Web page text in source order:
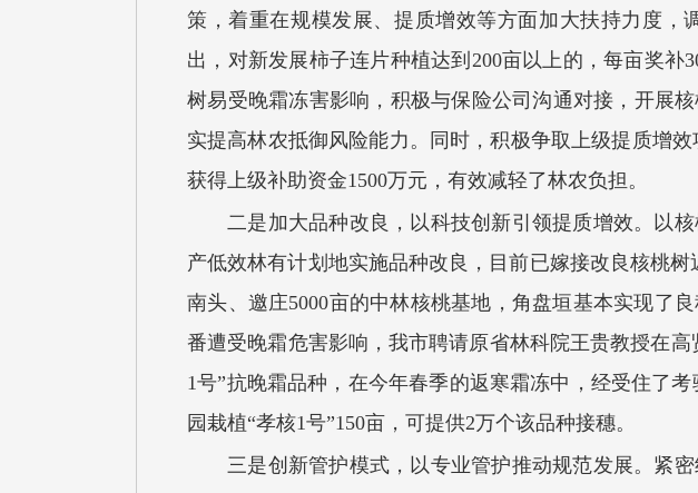
策，着重在规模发展、提质增效等方面加大扶持力度，
出，对新发展柿子连片种植达到200亩以上的，每亩奖
树易受晚霜冻害影响，积极与保险公司沟通对接，开展
实提高林农抵御风险能力。同时，积极争取上级提质增
获得上级补助资金1500万元，有效减轻了林农负担。
二是加大品种改良，以科技创新引领提质增效。以
产低效林有计划地实施品种改良，目前已嫁接改良核桃
南头、邀庄5000亩的中林核桃基地，角盘垣基本实现了
番遭受晚霜危害影响，我市聘请原省林科院王贵教授在
1号”抗晚霜品种，在今年春季的返寒霜冻中，经受住了
园栽植“孝核1号”150亩，可提供2万个该品种接穗。
三是创新管护模式，以专业管护推动规范发展。紧